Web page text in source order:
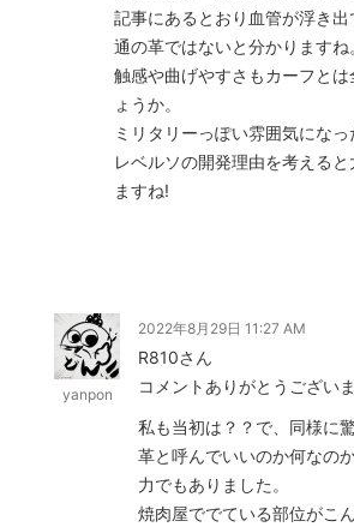
記事にあるとおり血管が浮き
通の革ではないと分かりますね
触感や曲げやすさもカーフとは
ょうか。
ミリタリーっぽい雰囲気になっ
レベルソの開発理由を考えると
ますね!
yanpon
2022年8月29日 11:27 AM
R810さん
コメントありがとうござい
私も当初は？？で、同様に驚
革と呼んでいいのか何なの
力でもありました。
焼肉屋ででている部位がこ